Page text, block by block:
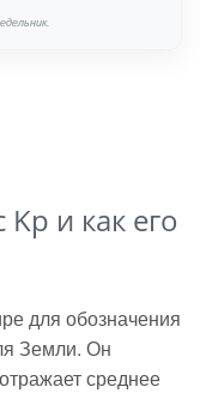
и как его
для обозначения
Земли. Он
среднее